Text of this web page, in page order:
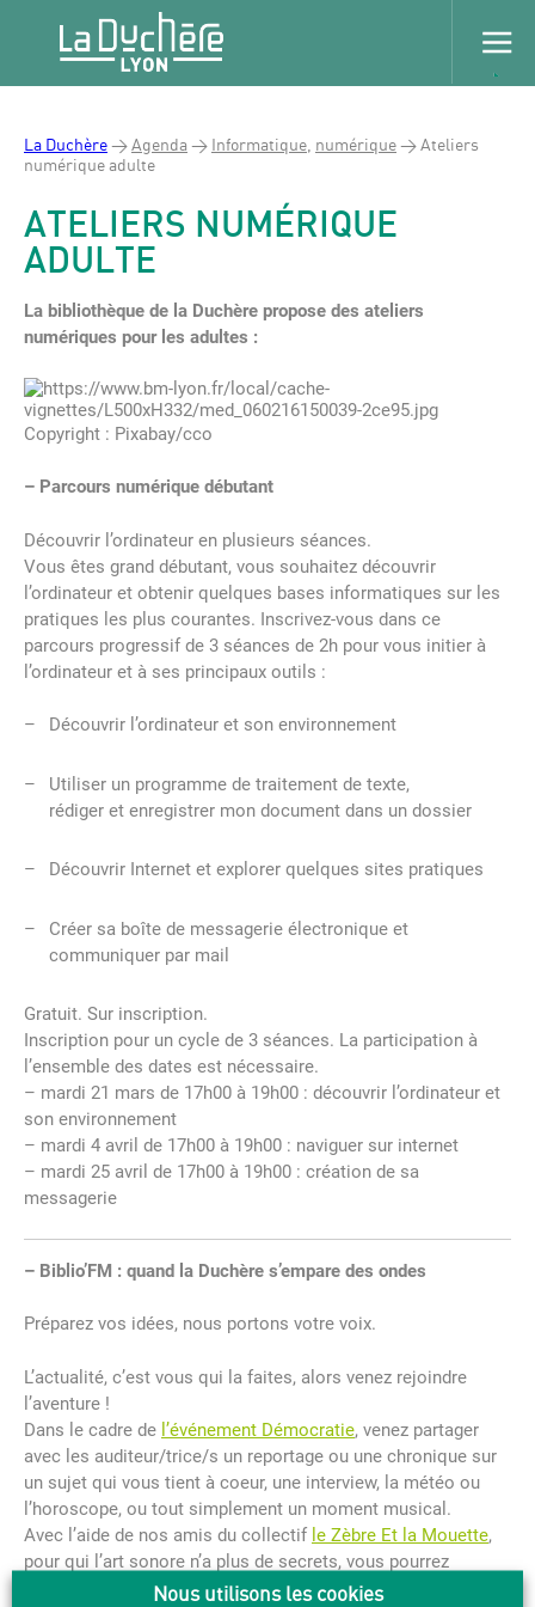
La Duchère>Agenda > Informatique numérique>Ateliers
numérique adulte
ATELIERS NUMÉRIQUE
ADULTE
La bibliothèque de la Duchère propose des ateliers
numériques pour les adultes :
Copyright : Pixabay/cco
– Parcours numérique débutant
Découvrir l’ordinateur en plusieurs séances.
Vous êtes grand débutant, vous souhaitez découvrir
l’ordinateur et obtenir quelques bases informatiques sur les
pratiques les plus courantes. Inscrivez-vous dans ce
parcours progressif de 3 séances de 2h pour vous initier à
l’ordinateur et à ses principaux outils :
Découvrir l’ordinateur et son environnement
Utiliser un programme de traitement de texte,
rédiger et enregistrer mon document dans un dossier
Découvrir Internet et explorer quelques sites pratiques
Créer sa boîte de messagerie électronique et
communiquer par mail
Gratuit. Sur inscription.
Inscription pour un cycle de 3 séances. La participation à
l’ensemble des dates est nécessaire.
– mardi 21 mars de 17h00 à 19h00 : découvrir l’ordinateur et
son environnement
– mardi 4 avril de 17h00 à 19h00 : naviguer sur internet
– mardi 25 avril de 17h00 à 19h00 : création de sa
messagerie
– Biblio’FM : quand la Duchère s’empare des ondes
Préparez vos idées, nous portons votre voix.
L’actualité, c’est vous qui la faites, alors venez rejoindre
l’aventure !
Dans le cadre de l’événement Démocratie, venez partager
avec les auditeur/trice/s un reportage ou une chronique sur
un sujet qui vous tient à coeur, une interview, la météo ou
l’horoscope, ou tout simplement un moment musical.
Avec l’aide de nos amis du collectif le Zèbre Et la Mouette,
pour qui l’art sonore n’a plus de secrets, vous pourrez
partager ainsi votre vision du monde sur les ondes de
Nous utilisons les cookies